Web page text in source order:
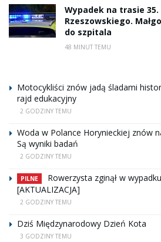
Wypadek na trasie 35.
Rzeszowskiego.
do szpitala
48 MINUT TEMU
Motocykliści znów jadą śladami
rajd edukacyjny
2 GODZINY TEMU
Woda w Polance Horynieckiej znów
Są wyniki badań
2 GODZINY TEMU
PILNE
Rowerzysta zginął w
[AKTUALIZACJA]
2 GODZINY TEMU
Dziś Międzynarodowy Dzień Kota
3 GODZINY TEMU